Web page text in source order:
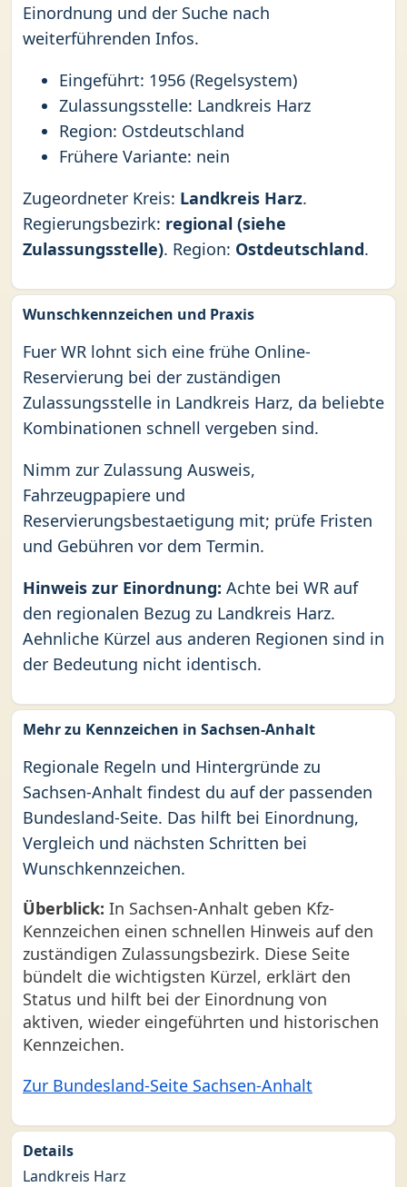
Einordnung und der Suche nach
weiterführenden Infos.
Eingeführt: 1956 (Regelsystem)
Zulassungsstelle: Landkreis Harz
Region: Ostdeutschland
Frühere Variante: nein
Zugeordneter Kreis: Landkreis Harz.
Regierungsbezirk: regional (siehe
Zulassungsstelle). Region: Ostdeutschland.
Wunschkennzeichen und Praxis
Fuer WR lohnt sich eine frühe Online-
Reservierung bei der zuständigen
Zulassungsstelle in Landkreis Harz, da beliebte
Kombinationen schnell vergeben sind.
Nimm zur Zulassung Ausweis,
Fahrzeugpapiere und
Reservierungsbestaetigung mit; prüfe Fristen
und Gebühren vor dem Termin.
Hinweis zur Einordnung: Achte bei WR auf
den regionalen Bezug zu Landkreis Harz.
Aehnliche Kürzel aus anderen Regionen sind in
der Bedeutung nicht identisch.
Mehr zu Kennzeichen in Sachsen-Anhalt
Regionale Regeln und Hintergründe zu
Sachsen-Anhalt findest du auf der passenden
Bundesland-Seite. Das hilft bei Einordnung,
Vergleich und nächsten Schritten bei
Wunschkennzeichen.
Überblick: In Sachsen-Anhalt geben Kfz-
Kennzeichen einen schnellen Hinweis auf den
zuständigen Zulassungsbezirk. Diese Seite
bündelt die wichtigsten Kürzel, erklärt den
Status und hilft bei der Einordnung von
aktiven, wieder eingeführten und historischen
Kennzeichen.
Zur Bundesland-Seite Sachsen-Anhalt
Details
Landkreis Harz